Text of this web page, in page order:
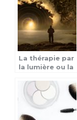
La thérapie par
la lumière ou la